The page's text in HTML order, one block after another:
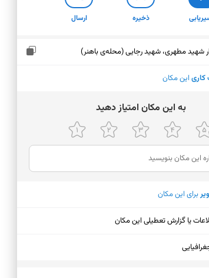
ذخیره ارسال
شهید مطهری، شهید رجایی (محله‌ی باهنر)
این مکان
ﺑﻪ اﯾﻦ ﻣﮑﺎن اﻣﺘﯿﺎز دﻫﯿﺪ
برای این مکان
یا گزارش تعطیلی این مکان